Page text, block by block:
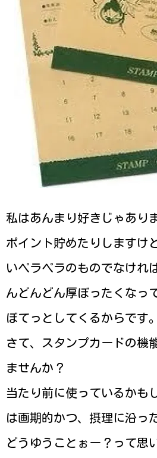
私はあんまり好きじゃあり
ポイント貯めたりしますけ
いペラペラのものでなけれ
んどんどん厚ぼったくなっ
ぼてっとしてくるからです。
さて、スタンプカードの機
ませんか？
当たり前に使っているかも
は画期的かつ、摂理に沿っ
どうゆうことぉー？って思